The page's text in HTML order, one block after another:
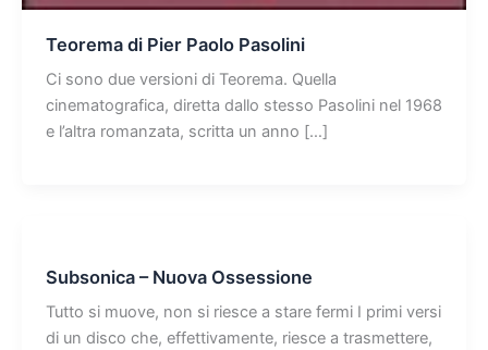
Teorema di Pier Paolo Pasolini
Ci sono due versioni di Teorema. Quella
cinematografica, diretta dallo stesso Pasolini nel 1968
e l’altra romanzata, scritta un anno […]
Subsonica – Nuova Ossessione
Tutto si muove, non si riesce a stare fermi I primi versi
di un disco che, effettivamente, riesce a trasmettere,